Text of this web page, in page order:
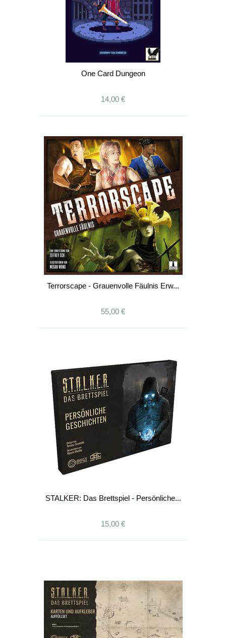
One Card Dungeon
14,00 €
Terrorscape - Grauenvolle Fäulnis Erw...
55,00 €
STALKER: Das Brettspiel - Persönliche...
15,00 €